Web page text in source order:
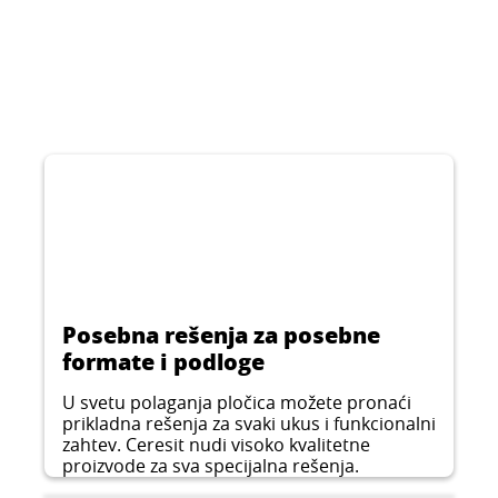
Posebna rešenja za posebne
formate i podloge
U svetu polaganja pločica možete pronaći
prikladna rešenja za svaki ukus i funkcionalni
zahtev. Ceresit nudi visoko kvalitetne
proizvode za sva specijalna rešenja.